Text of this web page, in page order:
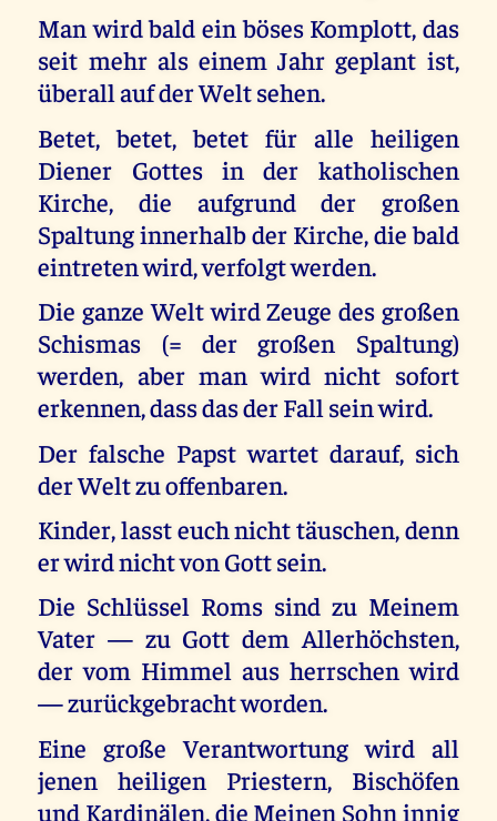
Man wird bald ein böses Komplott, das
seit mehr als einem Jahr geplant ist,
überall auf der Welt sehen.
Betet, betet, betet für alle heiligen
Diener Gottes in der katholischen
Kirche, die aufgrund der großen
Spaltung innerhalb der Kirche, die bald
eintreten wird, verfolgt werden.
Die ganze Welt wird Zeuge des großen
Schismas (= der großen Spaltung)
werden, aber man wird nicht sofort
erkennen, dass das der Fall sein wird.
Der falsche Papst wartet darauf, sich
der Welt zu offenbaren.
Kinder, lasst euch nicht täuschen, denn
er wird nicht von Gott sein.
Die Schlüssel Roms sind zu Meinem
Vater — zu Gott dem Allerhöchsten,
der vom Himmel aus herrschen wird
— zurückgebracht worden.
Eine große Verantwortung wird all
jenen heiligen Priestern, Bischöfen
und Kardinälen, die Meinen Sohn innig